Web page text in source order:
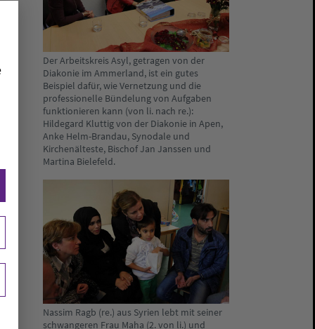
Der Arbeitskreis Asyl, getragen von der
Diakonie im Ammerland, ist ein gutes
Beispiel dafür, wie Vernetzung und die
professionelle Bündelung von Aufgaben
funktionieren kann (von li. nach re.):
Hildegard Kluttig von der Diakonie in Apen,
Anke Helm-Brandau, Synodale und
Kirchenälteste, Bischof Jan Janssen und
Martina Bielefeld.
Nassim Ragb (re.) aus Syrien lebt mit seiner
schwangeren Frau Maha (2. von li.) und